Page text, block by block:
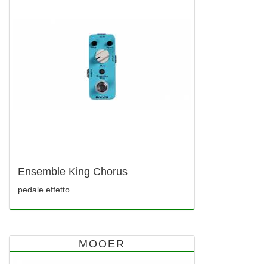
Ensemble King Chorus
pedale effetto
MOOER